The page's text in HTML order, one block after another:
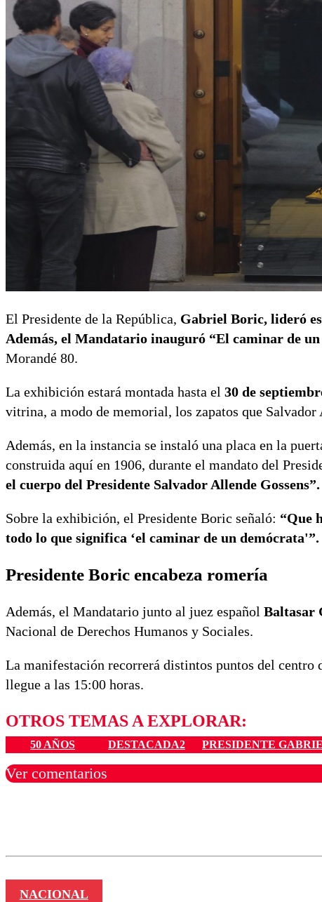
El Presidente de la República, Gabriel Boric, lideró
Además, el Mandatario inauguró “El caminar de
Morandé 80.
La exhibición estará montada hasta el 30 de
vitrina, a modo de memorial, los zapatos que
Además, en la instancia se instaló una placa en la
construida aquí en 1906, durante el mandato del
el cuerpo del Presidente Salvador Allende Gossens”.
Sobre la exhibición, el Presidente Boric señaló: “Que
todo lo que significa ‘el caminar de un demócrata'”.
Presidente Boric encabeza romería
Además, el Mandatario junto al juez español Baltasar
Nacional de Derechos Humanos y Sociales.
La manifestación recorrerá distintos puntos del centro
llegue a las 15:00 horas.
OTROS TEMAS A EXPLORAR:
50 AÑOS DESTACADA2 PRESIDENTE
Ver comentarios
NACIONAL